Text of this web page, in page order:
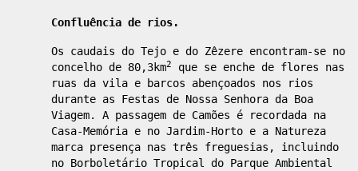
Confluência de rios.
Os caudais do Tejo e do Zêzere encontram-se no
concelho de 80,3km2
que se enche de flores nas
ruas da vila e barcos abençoados nos rios
durante as Festas de Nossa Senhora da Boa
Viagem. A passagem de Camões é recordada na
Casa-Memória e no Jardim-Horto e a Natureza
marca presença nas três freguesias, incluindo
no Borboletário Tropical do Parque Ambiental